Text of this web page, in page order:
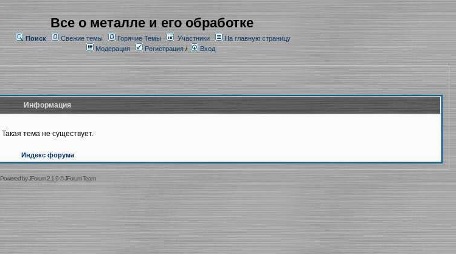
Все о металле и его обработке
Поиск Свежие темы Горячие Темы Участники
На главную страницу
Модерация
Регистрация/ Вход
Информация
Такая тема не существует.
Индекс форума
Powered byJForum 2.1.9©JForum Team